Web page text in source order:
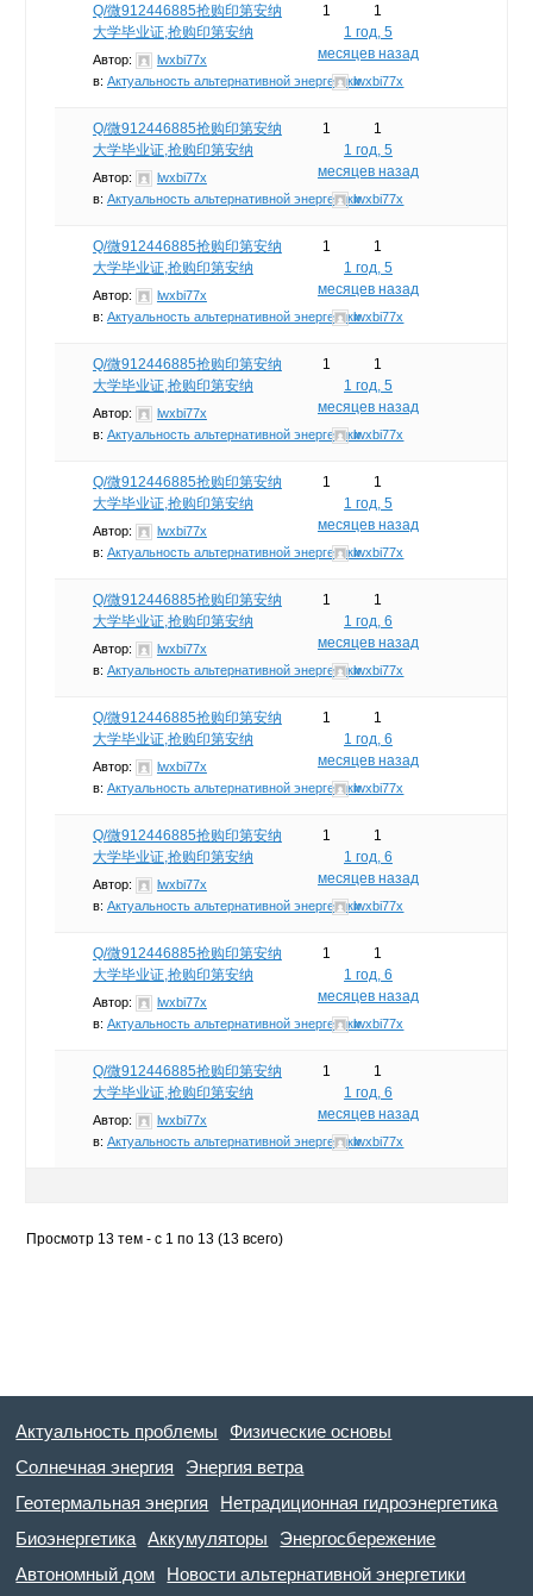
Q/微912446885抢购印第安纳
大学毕业证,抢购印第安纳
Автор:
lwxbi77x
в: Актуальность альтернативной энергетики
1
1
1 год, 5
месяцев назад
lwxbi77x
Q/微912446885抢购印第安纳
大学毕业证,抢购印第安纳
Автор:
lwxbi77x
в: Актуальность альтернативной энергетики
1
1
1 год, 5
месяцев назад
lwxbi77x
Q/微912446885抢购印第安纳
大学毕业证,抢购印第安纳
Автор:
lwxbi77x
в: Актуальность альтернативной энергетики
1
1
1 год, 5
месяцев назад
lwxbi77x
Q/微912446885抢购印第安纳
大学毕业证,抢购印第安纳
Автор:
lwxbi77x
в: Актуальность альтернативной энергетики
1
1
1 год, 5
месяцев назад
lwxbi77x
Q/微912446885抢购印第安纳
大学毕业证,抢购印第安纳
Автор:
lwxbi77x
в: Актуальность альтернативной энергетики
1
1
1 год, 5
месяцев назад
lwxbi77x
Q/微912446885抢购印第安纳
大学毕业证,抢购印第安纳
Автор:
lwxbi77x
в: Актуальность альтернативной энергетики
1
1
1 год, 6
месяцев назад
lwxbi77x
Q/微912446885抢购印第安纳
大学毕业证,抢购印第安纳
Автор:
lwxbi77x
в: Актуальность альтернативной энергетики
1
1
1 год, 6
месяцев назад
lwxbi77x
Q/微912446885抢购印第安纳
大学毕业证,抢购印第安纳
Автор:
lwxbi77x
в: Актуальность альтернативной энергетики
1
1
1 год, 6
месяцев назад
lwxbi77x
Q/微912446885抢购印第安纳
大学毕业证,抢购印第安纳
Автор:
lwxbi77x
в: Актуальность альтернативной энергетики
1
1
1 год, 6
месяцев назад
lwxbi77x
Q/微912446885抢购印第安纳
大学毕业证,抢购印第安纳
Автор:
lwxbi77x
в: Актуальность альтернативной энергетики
1
1
1 год, 6
месяцев назад
lwxbi77x
Просмотр 13 тем - с 1 по 13 (13 всего)
Актуальность проблемы
Физические основы
Солнечная энергия
Энергия ветра
Геотермальная энергия
Нетрадиционная гидроэнергетика
Биоэнергетика
Аккумуляторы
Энергосбережение
Автономный дом
Новости альтернативной энергетики